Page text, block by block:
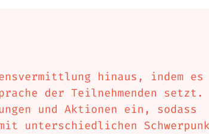
hinaus, indem
der Teilnehmenden setzt.
und Aktionen ein, sodass
unterschiedlichen